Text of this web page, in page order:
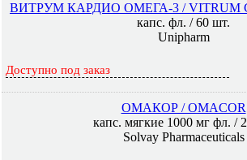
ВИТРУМ КАРДИО ОМЕГА-3 / VITRUM
капс. фл. / 60 шт.
Unipharm
Доступно под заказ
ОМАКОР / OMACOR
капс. мягкие 1000 мг фл. /
Solvay Pharmaceuticals